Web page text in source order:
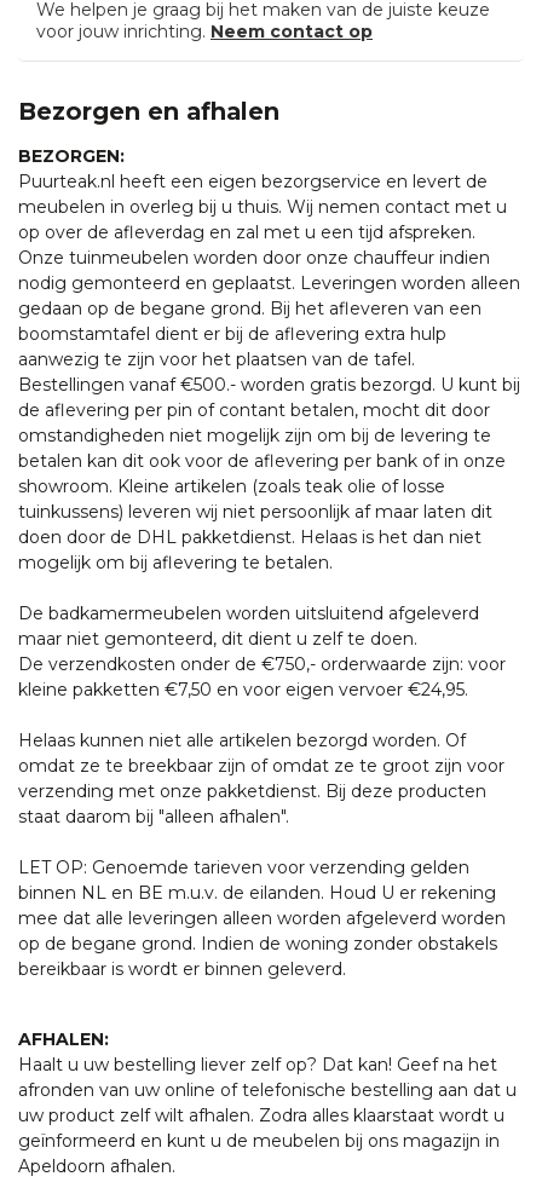
We helpen je graag bij het maken van de juiste keuze
voor jouw inrichting. Neem contact op
Bezorgen en afhalen
BEZORGEN:
Puurteak.nl heeft een eigen bezorgservice en levert de
meubelen in overleg bij u thuis. Wij nemen contact met u
op over de afleverdag en zal met u een tijd afspreken.
Onze tuinmeubelen worden door onze chauffeur indien
nodig gemonteerd en geplaatst. Leveringen worden alleen
gedaan op de begane grond. Bij het afleveren van een
boomstamtafel dient er bij de aflevering extra hulp
aanwezig te zijn voor het plaatsen van de tafel.
Bestellingen vanaf €500.- worden gratis bezorgd. U kunt bij
de aflevering per pin of contant betalen, mocht dit door
omstandigheden niet mogelijk zijn om bij de levering te
betalen kan dit ook voor de aflevering per bank of in onze
showroom. Kleine artikelen (zoals teak olie of losse
tuinkussens) leveren wij niet persoonlijk af maar laten dit
doen door de DHL pakketdienst. Helaas is het dan niet
mogelijk om bij aflevering te betalen.
De badkamermeubelen worden uitsluitend afgeleverd
maar niet gemonteerd, dit dient u zelf te doen.
De verzendkosten onder de €750,- orderwaarde zijn: voor
kleine pakketten €7,50 en voor eigen vervoer €24,95.
Helaas kunnen niet alle artikelen bezorgd worden. Of
omdat ze te breekbaar zijn of omdat ze te groot zijn voor
verzending met onze pakketdienst. Bij deze producten
staat daarom bij "alleen afhalen".
LET OP: Genoemde tarieven voor verzending gelden
binnen NL en BE m.u.v. de eilanden. Houd U er rekening
mee dat alle leveringen alleen worden afgeleverd worden
op de begane grond. Indien de woning zonder obstakels
bereikbaar is wordt er binnen geleverd.
AFHALEN:
Haalt u uw bestelling liever zelf op? Dat kan! Geef na het
afronden van uw online of telefonische bestelling aan dat u
uw product zelf wilt afhalen. Zodra alles klaarstaat wordt u
geïnformeerd en kunt u de meubelen bij ons magazijn in
Apeldoorn afhalen.